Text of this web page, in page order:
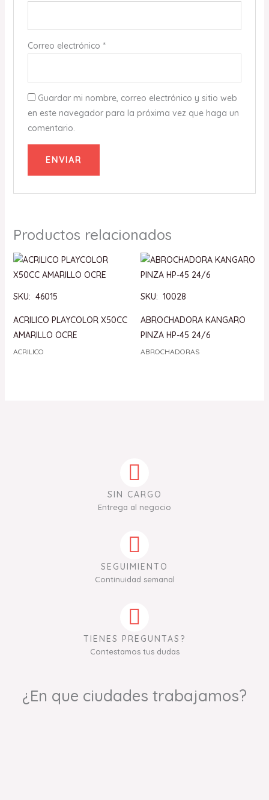
Correo electrónico *
Guardar mi nombre, correo electrónico y sitio web
en este navegador para la próxima vez que haga un
comentario.
Productos relacionados
SKU: 46015
ACRILICO PLAYCOLOR X50CC
AMARILLO OCRE
ACRILICO
SKU: 10028
ABROCHADORA KANGARO
PINZA HP-45 24/6
ABROCHADORAS
SIN CARGO
Entrega al negocio
SEGUIMIENTO
Continuidad semanal
TIENES PREGUNTAS?
Contestamos tus dudas
¿En que ciudades trabajamos?